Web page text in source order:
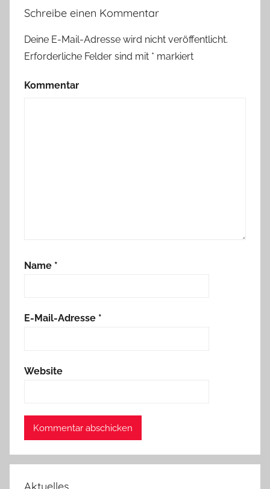
Schreibe einen Kommentar
Deine E-Mail-Adresse wird nicht veröffentlicht.
Erforderliche Felder sind mit * markiert
Kommentar
Name *
E-Mail-Adresse *
Website